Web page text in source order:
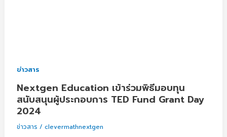
ข่าวสาร
Nextgen Education เข้าร่วมพิธีมอบทุน
สนับสนุนผู้ประกอบการ TED Fund Grant Day
2024
ข่าวสาร /clevermathnextgen
Fund
Grant
Day
2024